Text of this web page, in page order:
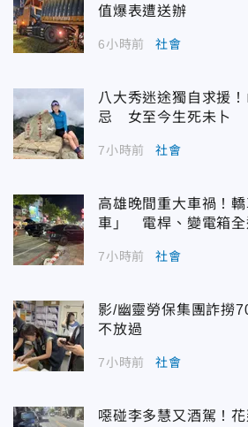
值爆表遭送辦
6小時前 社會
八大秀迷途獨自求援
忌 女至今生死未卜
7小時前 社會
高雄晚間重大車禍！
車」 電桿、變電箱全
7小時前 社會
影/幽靈勞保集團詐撈
不放過
7小時前 社會
噁碰李多慧又酒駕！